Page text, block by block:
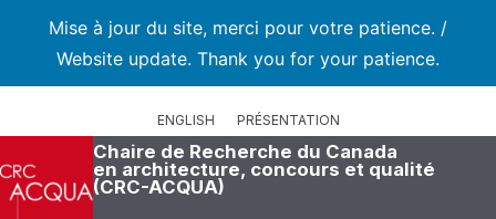
Mise à jour du site, merci pour votre patience. /
Website update. Thank you for your patience.
ENGLISH PRÉSENTATION
Chaire de Recherche du Canada
en architecture, concours et qualité
(CRC-ACQUA)